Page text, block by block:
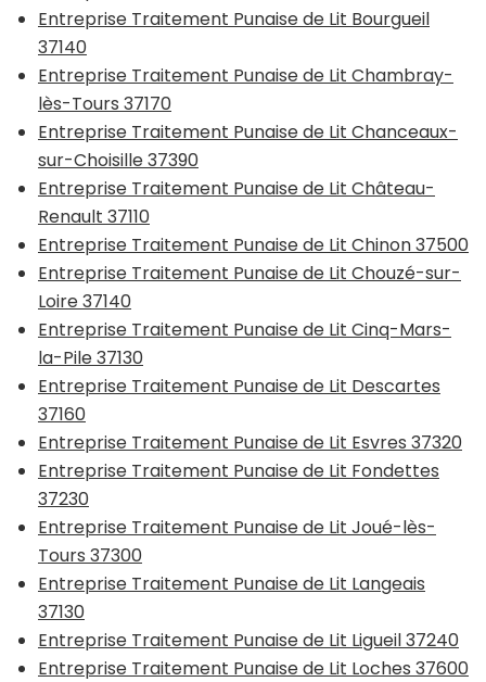
Entreprise Traitement Punaise de Lit Bourgueil
37140
Entreprise Traitement Punaise de Lit Chambray-
lès-Tours 37170
Entreprise Traitement Punaise de Lit Chanceaux-
sur-Choisille 37390
Entreprise Traitement Punaise de Lit Château-
Renault 37110
Entreprise Traitement Punaise de Lit Chinon 37500
Entreprise Traitement Punaise de Lit Chouzé-sur-
Loire 37140
Entreprise Traitement Punaise de Lit Cinq-Mars-
la-Pile 37130
Entreprise Traitement Punaise de Lit Descartes
37160
Entreprise Traitement Punaise de Lit Esvres 37320
Entreprise Traitement Punaise de Lit Fondettes
37230
Entreprise Traitement Punaise de Lit Joué-lès-
Tours 37300
Entreprise Traitement Punaise de Lit Langeais
37130
Entreprise Traitement Punaise de Lit Ligueil 37240
Entreprise Traitement Punaise de Lit Loches 37600